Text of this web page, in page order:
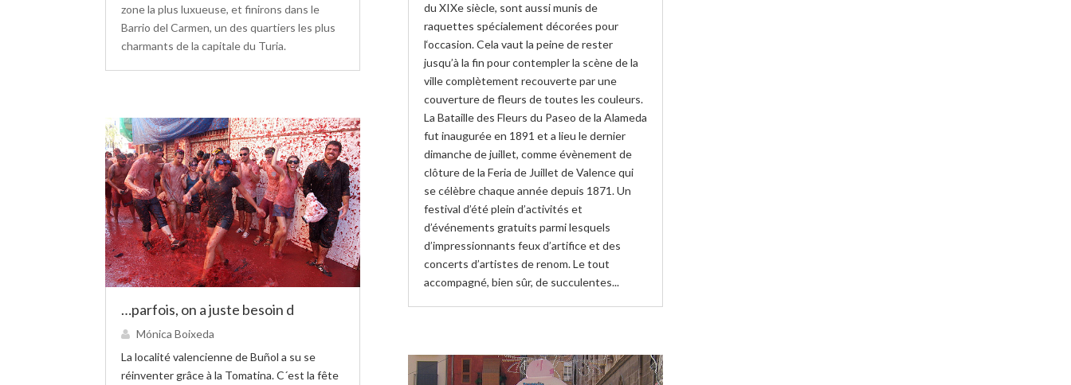
du XIXe siècle, sont aussi munis de
raquettes spécialement décorées pour
l‘occasion. Cela vaut la peine de rester
jusqu’à la fin pour contempler la scène de la
ville complètement recouverte par une
couverture de fleurs de toutes les couleurs.
La Bataille des Fleurs du Paseo de la Alameda
fut inaugurée en 1891 et a lieu le dernier
dimanche de juillet, comme évènement de
clôture de la Feria de Juillet de Valence qui
se célèbre chaque année depuis 1871. Un
festival d’été plein d’activités et
d’événements gratuits parmi lesquels
d’impressionnants feux d’artifice et des
concerts d’artistes de renom. Le tout
accompagné, bien sûr, de succulentes...
zone la plus luxueuse, et finirons dans le
Barrio del Carmen, un des quartiers les plus
charmants de la capitale du Turia.
…parfois, on a juste besoin d
Mónica Boixeda
La localité valencienne de Buñol a su se
réinventer grâce à la Tomatina. C´est la fête